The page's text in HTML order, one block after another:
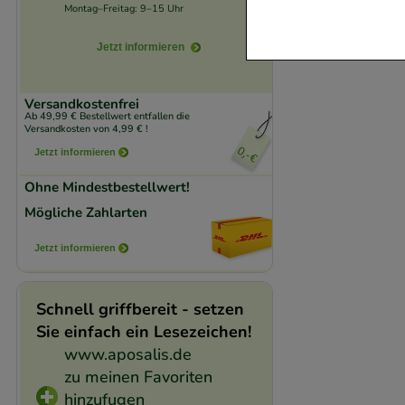
verzichtet werden
Montag–Freitag: 9–15 Uhr
Jetzt informieren
Versandkostenfrei
Ab 49,99 € Bestellwert entfallen die
Versandkosten von 4,99 € !
Jetzt informieren
Ohne Mindestbestellwert!
Mögliche Zahlarten
Jetzt informieren
Schnell griffbereit - setzen
Sie einfach ein Lesezeichen!
www.aposalis.de
zu meinen Favoriten
hinzufugen